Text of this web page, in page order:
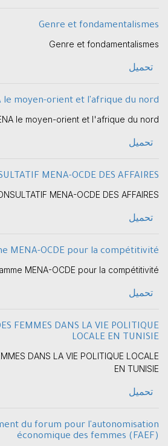
Genre et fondamentalismes
Genre et fondamentalismes
تحميل
le moyen-orient et l'afrique du nord
le moyen-orient et l'afrique du nord
تحميل
MENA-OCDE DES AFFAIRES
MENA-OCDE DES AFFAIRES
تحميل
MENA-OCDE pour la compétitivité
MENA-OCDE pour la compétitivité
تحميل
FEMMES DANS LA VIE POLITIQUE
LOCALE EN TUNISIE
DANS LA VIE POLITIQUE LOCALE
EN TUNISIE
تحميل
du forum pour l'autonomisation
économique des femmes (FAEF)